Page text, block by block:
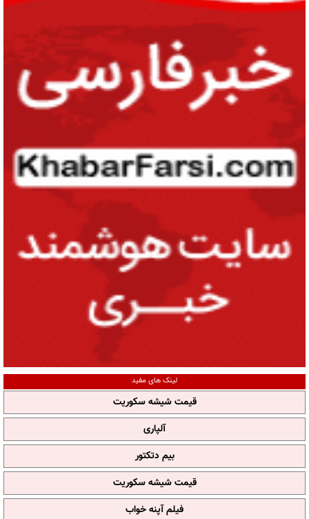
لینک های مفید
قیمت شیشه سکوریت
آلپاری
بیم دتکتور
قیمت شیشه سکوریت
فیلم آپنه خواب